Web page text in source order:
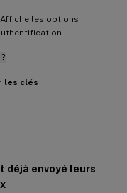
Affiche les options
:
les clés
déjà envoyé leurs